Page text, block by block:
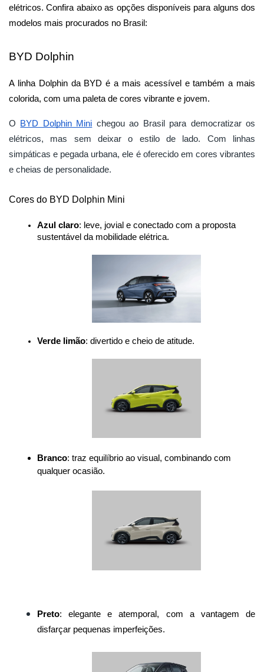
elétricos. Confira abaixo as opções disponíveis para alguns dos
modelos mais procurados no Brasil:
BYD Dolphin
A linha Dolphin da BYD é a mais acessível e também a mais
colorida, com uma paleta de cores vibrante e jovem.
O BYD Dolphin Mini chegou ao Brasil para democratizar os
elétricos, mas sem deixar o estilo de lado. Com linhas
simpáticas e pegada urbana, ele é oferecido em cores vibrantes
e cheias de personalidade.
Cores do BYD Dolphin Mini
Azul claro: leve, jovial e conectado com a proposta
sustentável da mobilidade elétrica.
Verde limão: divertido e cheio de atitude.
Branco: traz equilíbrio ao visual, combinando com
qualquer ocasião.
Preto: elegante e atemporal, com a vantagem de
disfarçar pequenas imperfeições.